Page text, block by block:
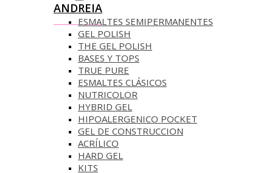
ANDREIA
ESMALTES SEMIPERMANENTES
GEL POLISH
THE GEL POLISH
BASES Y‎ TOPS
TRUE PURE
ESMALTES CLÁSICOS
NUTRICOLOR
HYBRID GEL
HIPOALERGENICO POCKET
GEL DE CONSTRUCCION
ACRÍLICO
HARD GEL
KITS